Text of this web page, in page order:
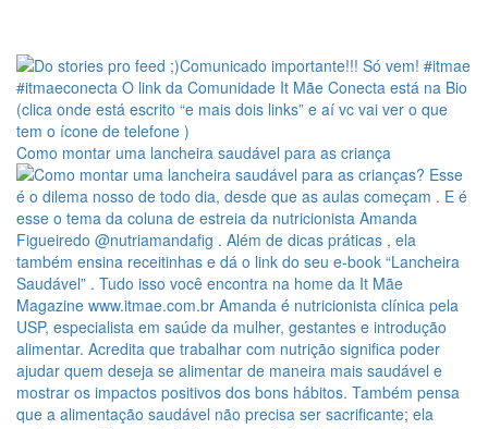
Como montar uma lancheira saudável para as criança